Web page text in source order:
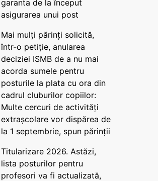
garanta de la început
asigurarea unui post
Mai mulți părinți solicită,
într-o petiție, anularea
deciziei ISMB de a nu mai
acorda sumele pentru
posturile la plata cu ora din
cadrul cluburilor copiilor:
Multe cercuri de activități
extrașcolare vor dispărea de
la 1 septembrie, spun părinții
Titularizare 2026. Astăzi,
lista posturilor pentru
profesori va fi actualizată,